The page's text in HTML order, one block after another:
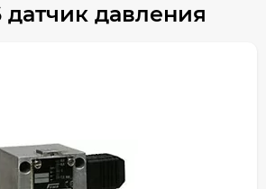
датчик давления